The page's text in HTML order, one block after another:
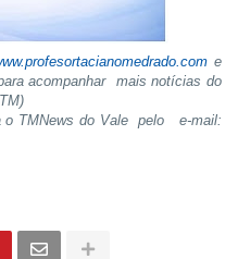
e
acompanhar mais notícias do
o TMNews do Vale pelo e-mail: